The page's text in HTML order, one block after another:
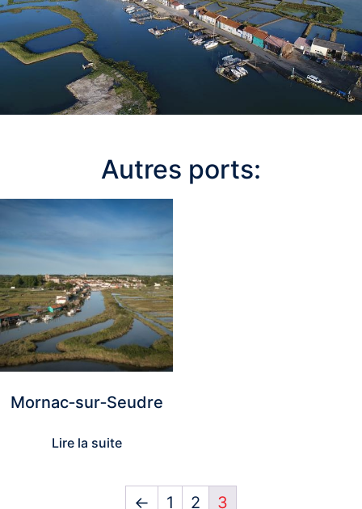
Autres ports:
Mornac‑sur‑Seudre
Lire la suite
← 1 2 3